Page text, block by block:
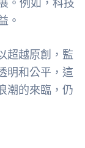
。例如，科技
。
超越原創，監
明和公平，這
潮的來臨，仍